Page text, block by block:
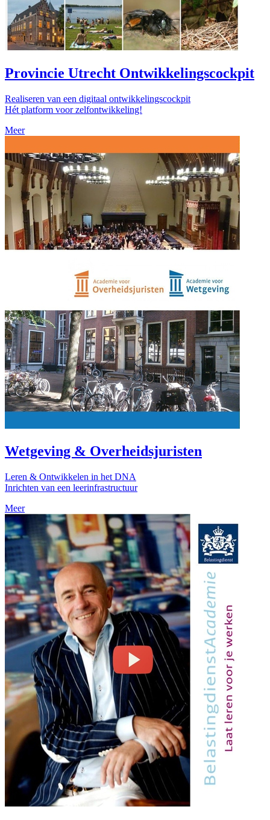
Provincie Utrecht Ontwikkelingscockpit
Realiseren van een digitaal ontwikkelingscockpit
Hét platform voor zelfontwikkeling!
Meer
Wetgeving & Overheidsjuristen
Leren & Ontwikkelen in het DNA
Inrichten van een leerinfrastructuur
Meer